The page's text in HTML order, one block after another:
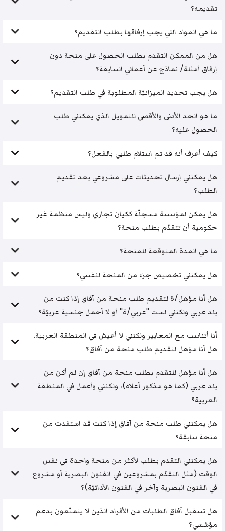
تقديمه؟
ما هي المواد التي يجب إرفاقها بطلب التقديم؟
هل من الممكن التقدم بطلب الحصول على منحة دون
إرفاق أمثلة/ نماذج عن أعمالي السابقة؟
هل يجب تحديد الميزانيّة المطلوبة في طلب التقديم؟
ما هو الحد الأدنى والأقصى للتمويل الذي يمكنني طلب
الحصول عليه؟
كيف أعرف أنه قد تم استلام طلبي بالفعل؟
هل يمكنني إرسال تحديثات على مشروعي بعد تقديم
الطلب؟
هل يمكن لمؤسسة مسجلّة ككيان تجاري وليس منظمة غير
حكومية أن تتقدّم بطلب منحة؟
ما هي المدة المتوقعة للمنحة؟
هل يمكنني تخصيص جزء من المنحة لنفسي؟
هل أنا مؤهل/ة لتقديم طلب منحة من آفاق إذا كنت من
بلد عربي ولكنني لست "عربي/ة" أو لا أحمل جنسية عربيّة؟
أنا أتناسب مع المعايير ولكنني لا أعيش في المنطقة العربية.
هل أنا مؤهل لتقديم طلب منحة من آفاق؟
هل أنا مؤهل للتقدم بطلب منحة من آفاق إن لم أكن من
بلد عربي (كما هو مذكور أعلاه)، ولكنني وأعمل في المنطقة
العربية؟
هل يمكنني طلب منحة من آفاق إذا كنت قد استفدت من
منحة سابقة؟
هل يمكنني التقدم بطلب لأكثر من منحة واحدة في نفس
الوقت (مثل التقدّم بمشروعين في الفنون البصرية أو مشروع
في الفنون البصرية وآخر في الفنون الأدائيّة)؟
هل تسقبل آفاق الطلبات من الأفراد الذين لا يتمتّعون بدعم
مؤسّسي؟